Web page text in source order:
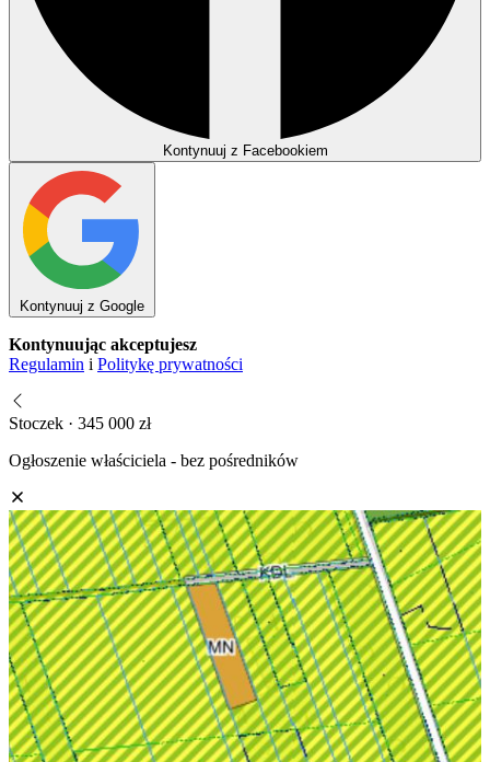
Kontynuuj z Facebookiem
Kontynuuj z Google
Kontynuując akceptujesz
Regulamin i Politykę prywatności
Stoczek · 345 000 zł
Ogłoszenie właściciela - bez pośredników